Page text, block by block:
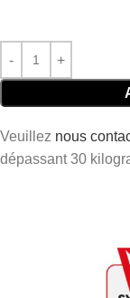
Veuillez nous
dépassant 30